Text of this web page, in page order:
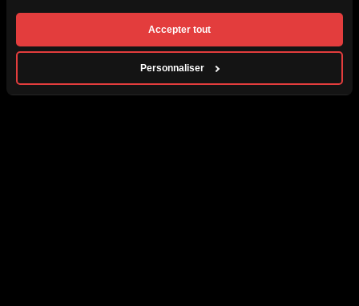
Accepter tout
Personnaliser
2026 Passion Monde.